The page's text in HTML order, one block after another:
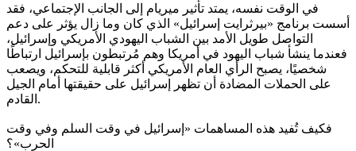
في الوقت نفسه، يمتد تأثير ميريام إلى الجانب الإجتماعي، فقد
أسست برنامج «بيرثرايت إسرائيل» الذي كان وما زال يؤثر على دعم
التواصل طويل الأمد بين الشباب اليهودي الأمريكي وإسرائيل،
فعندما ينشأ شباب اليهود في أمريكا وهم مُرتبطون بإسرائيل ارتباطًا
شخصيًا، يصبح الرأي العام الأمريكي أكثر قابلية للتحكم، ويصعب
على الحملات المضادة أن تظهر إسرائيل على حقيقتها أمام الجيل
القادم.
فكيف تُفيد هذه المساهمات «إسرائيل في وقت السلم وفي وقت
الحرب»؟